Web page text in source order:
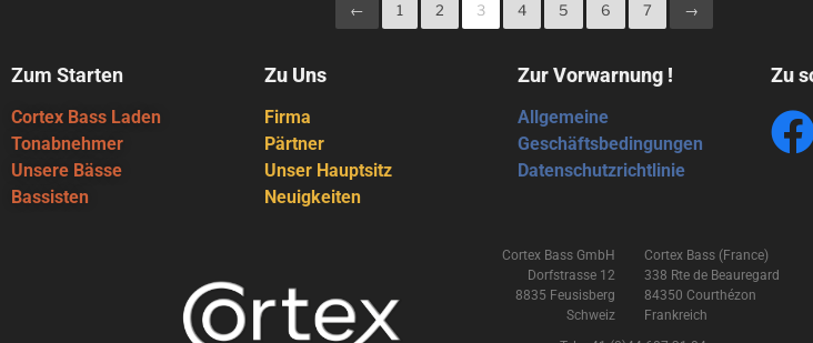
← 1 2 3 4 5 6 7 →
Zum Starten
Cortex Bass Laden
Tonabnehmer
Unsere Bässe
Bassisten
Zu Uns
Firma
Pärtner
Unser Hauptsitz
Neuigkeiten
Zur Vorwarnung !
Allgemeine
Geschäftsbedingungen
Datenschutzrichtlinie
Zu
Cortex Bass GmbH
Dorfstrasse 12
8835 Feusisberg
Schweiz
Cortex Bass (France)
338 Rte de Beauregard
84350 Courthézon
Frankreich